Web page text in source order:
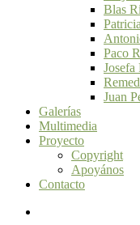
Blas
Paco
Josefa
Juan
Galerías
Multimedia
Proyecto
Copyright
Apoyános
Contacto